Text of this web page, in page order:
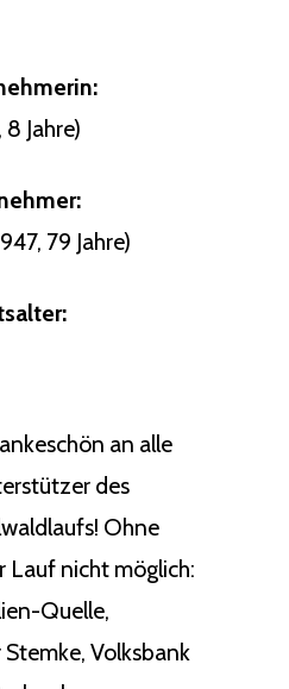
Jahre)
79 Jahre)
an alle
des
Ohne
Lauf nicht möglich:
Quelle,
Volksbank